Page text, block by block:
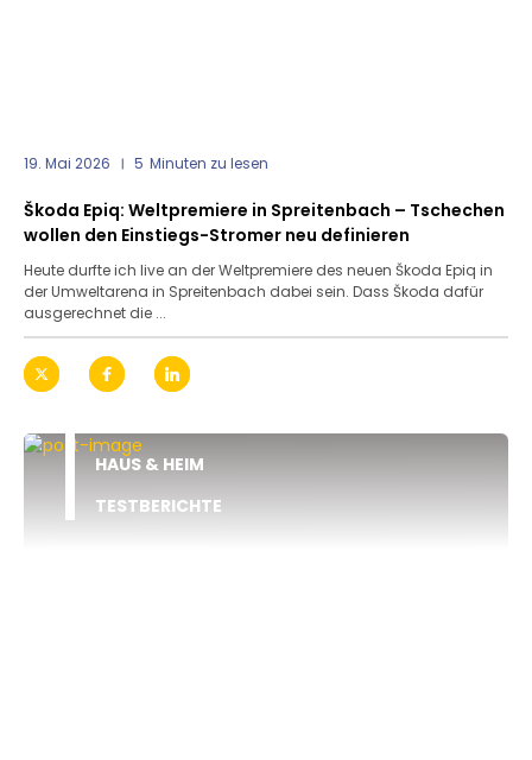
19. Mai 2026 5 Minuten zu lesen
Škoda Epiq: Weltpremiere in Spreitenbach – Tschechen
wollen den Einstiegs-Stromer neu definieren
Heute durfte ich live an der Weltpremiere des neuen Škoda Epiq in
der Umweltarena in Spreitenbach dabei sein. Dass Škoda dafür
ausgerechnet die ...
HAUS & HEIM
TESTBERICHTE